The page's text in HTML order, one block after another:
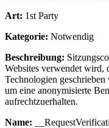
Art: 1st Party
Kategorie: Notwendig
Beschreibung:
Websites verwendet wird,
Technologien
um eine anonymisierte
aufrechtzuerhalten.
Name: